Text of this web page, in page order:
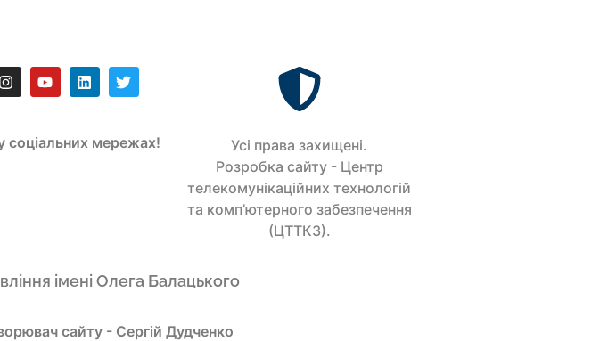
соціальних мережах!
Усi права захищенi.
Розробка сайту - Центр
телекомунікаційних технологій
та комп’ютерного забезпечення
(ЦТТКЗ).
імені Олега Балацького
сайту - Сергій Дудченко